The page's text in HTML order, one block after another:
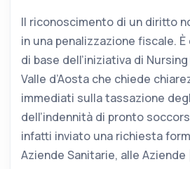
Il riconoscimento di un diritto
in una penalizzazione fiscale.
di base dell’iniziativa di
Valle d’Aosta che chiede
immediati sulla tassazione
dell’indennità di pronto
infatti inviato una richiesta
Aziende Sanitarie, alle Aziende